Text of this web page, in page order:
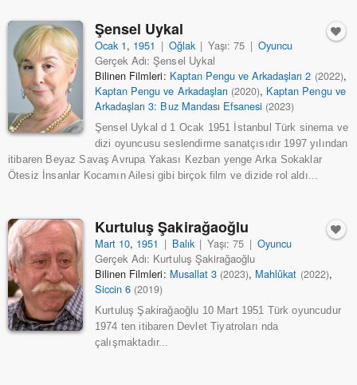
Şensel Uykal
Ocak 1, 1951 | Oğlak | Yaşı: 75 | Oyuncu
Gerçek Adı: Şensel Uykal
Bilinen Filmleri: Kaptan Pengu ve Arkadaşları 2 (2022),
Kaptan Pengu ve Arkadaşları (2020), Kaptan Pengu ve
Arkadaşları 3: Buz Mandası Efsanesi (2023)
Şensel Uykal d 1 Ocak 1951 İstanbul Türk sinema ve
dizi oyuncusu seslendirme sanatçısıdır 1997 yılından
itibaren Beyaz Savaş Avrupa Yakası Kezban yenge Arka Sokaklar
Ötesiz İnsanlar Kocamın Ailesi gibi birçok film ve dizide rol aldı...
Kurtuluş Şakirağaoğlu
Mart 10, 1951 | Balık | Yaşı: 75 | Oyuncu
Gerçek Adı: Kurtuluş Şakirağaoğlu
Bilinen Filmleri: Musallat 3 (2023), Mahlûkat (2022),
Siccin 6 (2019)
Kurtuluş Şakirağaoğlu 10 Mart 1951 Türk oyuncudur
1974 ten itibaren Devlet Tiyatroları nda
çalışmaktadır...